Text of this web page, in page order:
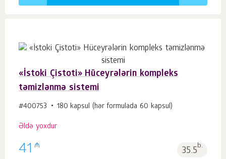
«İstoki Çistoti» Hüceyrələrin kompleks
təmizlənmə sistemi
#400753 180 kapsul (hər formulada 60 kapsul)
Əldə yoxdur
41 ₼ 35.5b.